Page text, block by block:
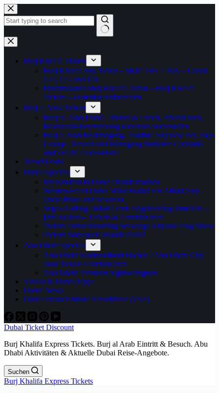
Zum
Inhalt
springen
Keine
Ergebnisse
Burj Khalifa Tickets
Burj Khalifa Sky Ticket – SKIP THE LINE – Levels
124, 125 und 148
Eintrittskarten Burj Khalifa Dubai – Burj Khalifa
Tickets – kostenlos vorbestellen
Burj al Arab Tickets
Burj Al Arab Dubai, Dinner & Lunch, Abendessen,
Restaurant-Reservierung kostenlos vorbestellen
Burj al Arab Besichtigung, Teatime, Skyview Bar, Sky-
Lounge, Besuch und Rundgang inklusive Cocktails
und Tee im Luxus-Hotel
Travel Deals
Dubai Specials
Mit Kindern in Dubai Urlaub machen
Wüsten-Safari Dubai Wüstensafari mit Allrad Jeep
Quad-Bikes und Scootern
Segel-Ausflug Dubai Creek Angelausflug Jumeirah –
jetzt buchen – Tickets & Eintrittskarten
Tickets Dubai Rundflug Seawings Airplane Flug Show
Tickets Waterpark Atlantis Dubai
Abu Dhabi Specials
Abu Dhabi Stadtrundfahrt buchen / Abu Dhabi City
Tour Tickets Eintrittskarten
Abu Dhabi Premium Sightseeingtour
Videos & Dubai-Tipps
Dubai News
Dubai Oman Emirate Reiseführer (VAE)
Dubai Ticket Discount
Burj Khalifa Express Tickets. Burj al Arab Eintritt & Besuch. Abu
Dhabi Aktivitäten & Aktuelle Dubai Reise-Angebote.
Suchen
Burj Khalifa Express Tickets